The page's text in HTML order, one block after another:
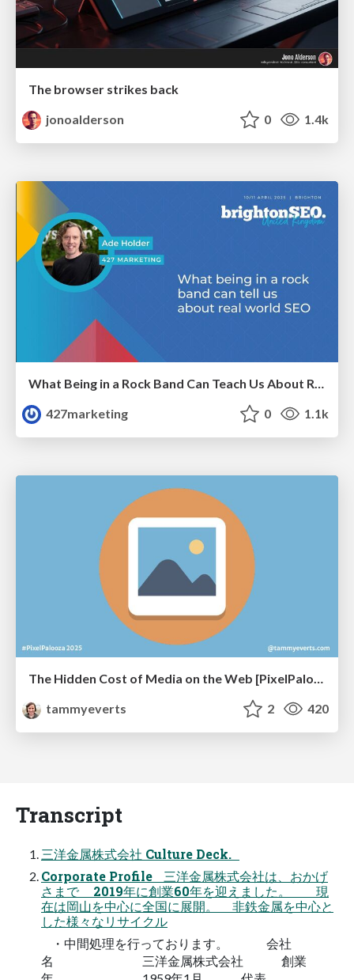
The browser strikes back
jonoalderson
0 1.4k
What Being in a Rock Band Can Teach Us About Real World SEO
427marketing
0 1.1k
tammyeverts
2 420
Transcript
三洋金属株式会社 Culture Deck.
Corporate Profile 三洋金属株式会社は、おかげ
さまで 2019年に創業60年を迎えました。 現
在は岡山を中心に全国に展開。 非鉄金属を中心と
した様々なリサイクル
・中間処理を行っております。 会社
名 三洋金属株式会社 創業